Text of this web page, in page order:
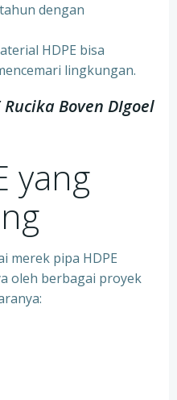
dengan
HDPE bisa
lingkungan.
Boven DIgoel
yang
merek pipa HDPE
oleh berbagai proyek